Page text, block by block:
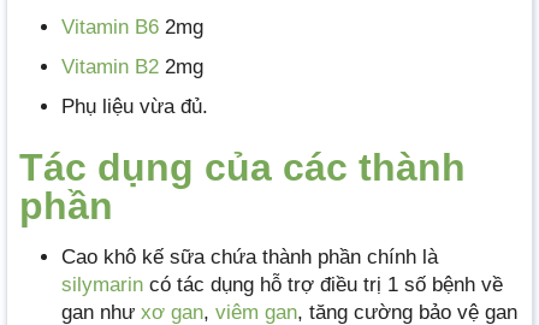
Vitamin B6 2mg
Vitamin B2 2mg
Phụ liệu vừa đủ.
Tác dụng của các thành
phần
Cao khô kế sữa chứa thành phần chính là
silymarin có tác dụng hỗ trợ điều trị 1 số bệnh về
gan như xơ gan, viêm gan, tăng cường bảo vệ gan